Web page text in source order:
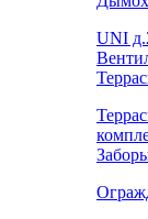
UNI